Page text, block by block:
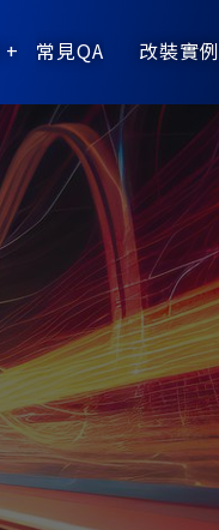
常見QA 改裝實例